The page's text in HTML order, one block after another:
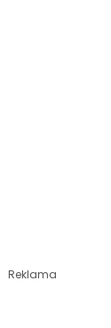
Reklama